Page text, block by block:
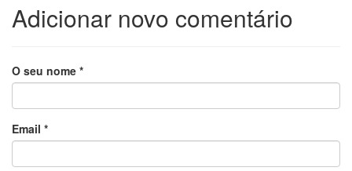
Adicionar novo comentário
O seu nome *
Email *